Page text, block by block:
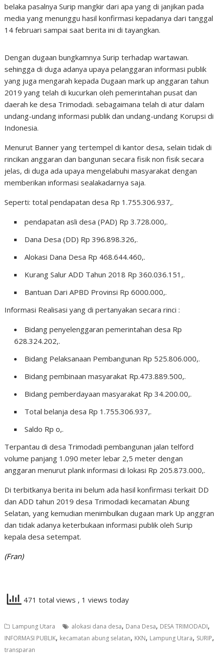
belaka pasalnya Surip mangkir dari apa yang di janjikan pada
media yang menunggu hasil konfirmasi kepadanya dari tanggal
14 februari sampai saat berita ini di tayangkan.
Dengan dugaan bungkamnya Surip terhadap wartawan.
sehingga di duga adanya upaya pelanggaran informasi publik
yang juga mengarah kepada Dugaan mark up anggaran tahun
2019 yang telah di kucurkan oleh pemerintahan pusat dan
daerah ke desa Trimodadi. sebagaimana telah di atur dalam
undang-undang informasi publik dan undang-undang Korupsi di
Indonesia.
Menurut Banner yang tertempel di kantor desa, selain tidak di
rincikan anggaran dan bangunan secara fisik non fisik secara
jelas, di duga ada upaya mengelabuhi masyarakat dengan
memberikan informasi sealakadarnya saja.
Seperti: total pendapatan desa Rp 1.755.306.937,.
pendapatan asli desa (PAD) Rp 3.728.000,.
Dana Desa (DD) Rp 396.898.326,.
Alokasi Dana Desa Rp 468.644.460,.
Kurang Salur ADD Tahun 2018 Rp 360.036.151,.
Bantuan Dari APBD Provinsi Rp 6000.000,.
Informasi Realisasi yang di pertanyakan secara rinci :
Bidang penyelenggaran pemerintahan desa Rp
628.324.202,.
Bidang Pelaksanaan Pembangunan Rp 525.806.000,.
Bidang pembinaan masyarakat Rp.473.889.500,.
Bidang pemberdayaan masyarakat Rp 34.200.00,.
Total belanja desa Rp 1.755.306.937,.
Saldo Rp o,.
Terpantau di desa Trimodadi pembangunan jalan telford
volume panjang 1.090 meter lebar 2,5 meter dengan
anggaran menurut plank informasi di lokasi Rp 205.873.000,.
Di terbitkanya berita ini belum ada hasil konfirmasi terkait DD
dan ADD tahun 2019 desa Trimodadi kecamatan Abung
Selatan, yang kemudian menimbulkan dugaan mark Up anggran
dan tidak adanya keterbukaan informasi publik oleh Surip
kepala desa setempat.
(Fran)
471 total views , 1 views today
Lampung Utara alokasi dana desa, Dana Desa, DESA TRIMODADI,
INFORMASI PUBLIK, kecamatan abung selatan, KKN, Lampung Utara, SURIP,
transparan